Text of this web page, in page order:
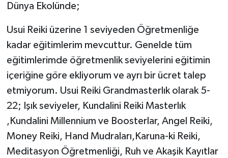
Dünya Ekolünde;
Usui Reiki üzerine 1 seviyeden Öğretmenliğe
kadar eğitimlerim mevcuttur. Genelde tüm
eğitimlerimde öğretmenlik seviyelerini eğitimin
içeriğine göre ekliyorum ve ayrı bir ücret talep
etmiyorum. Usui Reiki Grandmasterlık olarak 5-
22; Işık seviyeler, Kundalini Reiki Masterlık
,Kundalini Millennium ve Boosterlar, Angel Reiki,
Money Reiki, Hand Mudraları,Karuna-ki Reiki,
Meditasyon Öğretmenliği, Ruh ve Akaşik Kayıtlar